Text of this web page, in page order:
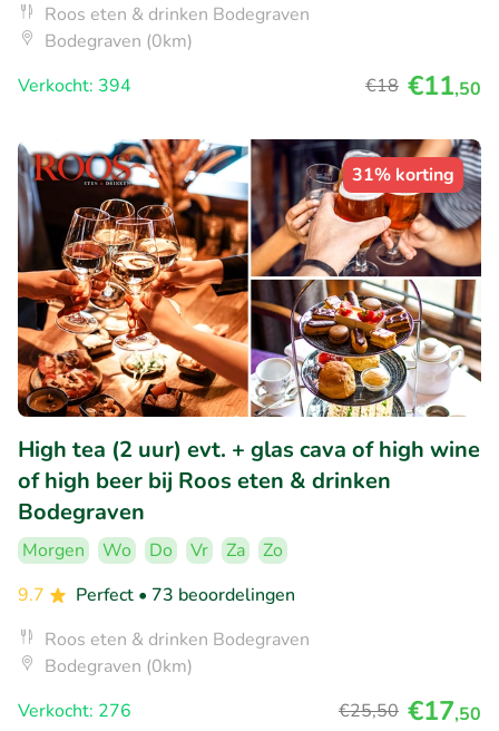
Roos eten & drinken Bodegraven
Bodegraven (0km)
Verkocht: 394
€18 €11,50
31% korting
High tea (2 uur) evt. + glas cava of high wine
of high beer bij Roos eten & drinken
Bodegraven
Morgen Wo Do Vr Za
Zo
9.7
Perfect • 73 beoordelingen
Roos eten & drinken Bodegraven
Bodegraven (0km)
Verkocht: 276
€25,50 €17,50